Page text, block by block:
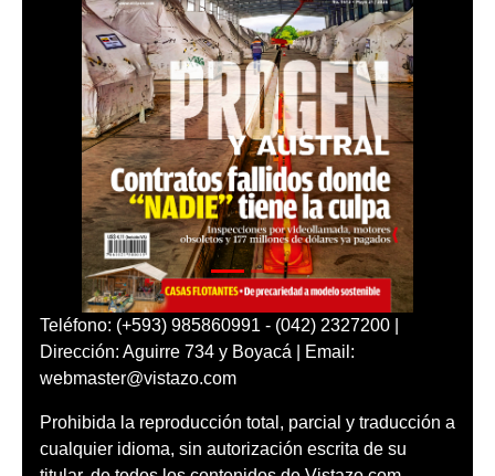
Teléfono: (+593) 985860991 - (042) 2327200 |
Dirección: Aguirre 734 y Boyacá | Email:
webmaster@vistazo.com
Prohibida la reproducción total, parcial y traducción a
cualquier idioma, sin autorización escrita de su